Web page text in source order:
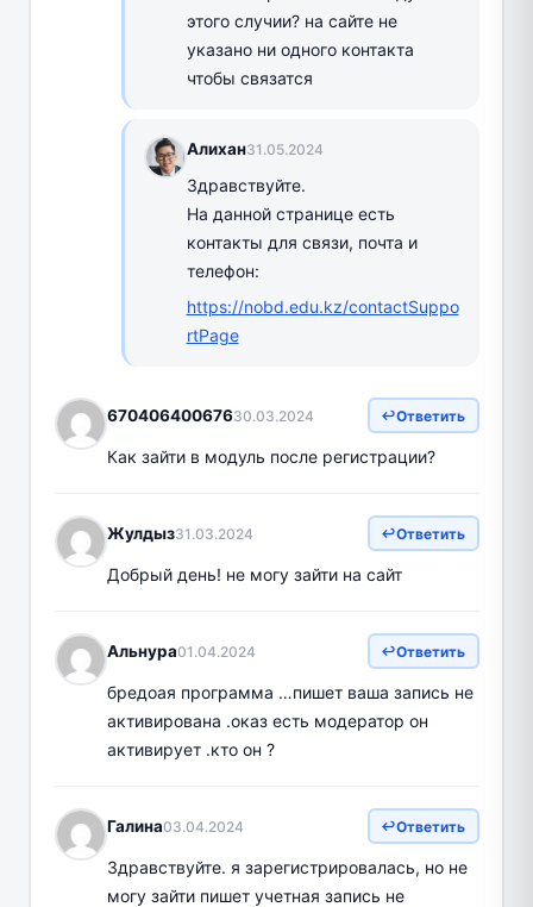
этого случии? на сайте не
указано ни одного контакта
чтобы связатся
Алихан31.05.2024
Здравствуйте.
На данной странице есть
контакты для связи, почта и
телефон:
https://nobd.edu.kz/contactSuppo
rtPage
67040640067630.03.2024 Ответить
Как зайти в модуль после регистрации?
Жулдыз31.03.2024 Ответить
Добрый день! не могу зайти на сайт
Альнура01.04.2024 Ответить
бредоая программа …пишет ваша запись не
активирована .оказ есть модератор он
активирует .кто он ?
Галина03.04.2024 Ответить
Здравствуйте. я зарегистрировалась, но не
могу зайти пишет учетная запись не